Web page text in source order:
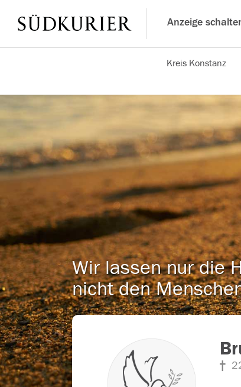
Anzeige
Kreis Konstanz
Wir lassen nur die
nicht den